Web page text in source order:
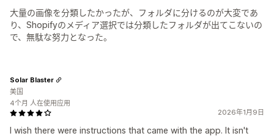
大量の画像を分類したかったが、フォルダに分けるのが大変であ
り、Shopifyのメディア選択では分類したフォルダが出てこないの
で、無駄な努力となった。
2026年1月9日
I wish there were instructions that came with the app. It isn't
Solar Blaster
美国
4个月 人在使用应用